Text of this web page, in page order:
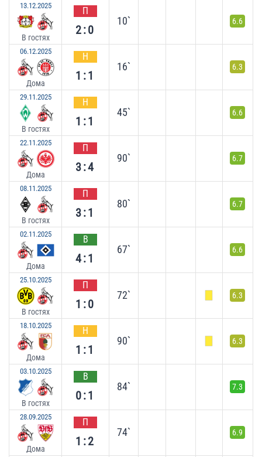
13.12.2025
В гостях
П
2:0
10` 6.6
06.12.2025
Дома
Н
1:1
16` 6.3
29.11.2025
В гостях
Н
1:1
45` 6.6
22.11.2025
Дома
П
3:4
90` 6.7
08.11.2025
В гостях
П
3:1
80` 6.7
02.11.2025
Дома
В
4:1
67` 6.6
25.10.2025
В гостях
П
1:0
72` 6.3
18.10.2025
Дома
Н
1:1
90` 6.3
03.10.2025
В гостях
В
0:1
84` 7.3
28.09.2025
Дома
П
1:2
74` 6.9